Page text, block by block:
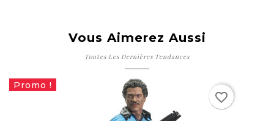
Vous Aimerez Aussi
Toutes Les Dernières Tendances
Promo !
favorite
favorite_border